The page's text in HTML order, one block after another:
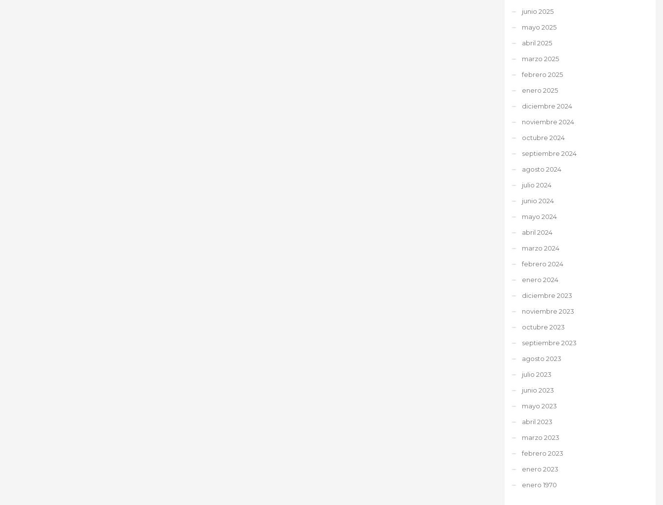
junio 2025
mayo 2025
abril 2025
marzo 2025
febrero 2025
enero 2025
diciembre 2024
noviembre 2024
octubre 2024
septiembre 2024
agosto 2024
julio 2024
junio 2024
mayo 2024
abril 2024
marzo 2024
febrero 2024
enero 2024
diciembre 2023
noviembre 2023
octubre 2023
septiembre 2023
agosto 2023
julio 2023
junio 2023
mayo 2023
abril 2023
marzo 2023
febrero 2023
enero 2023
enero 1970